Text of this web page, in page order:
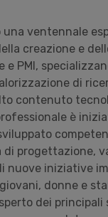
una ventennale
creazione e
e PMI,
di
contenuto
è
sviluppato
progettazione,
nuove iniziative
donne e
dei